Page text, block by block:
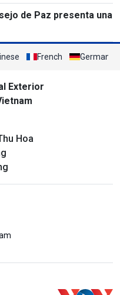
de Paz presenta una
French German
Exterior
Hoa